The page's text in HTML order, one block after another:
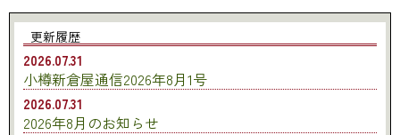
更新履歴
2026.07.31
小樽新倉屋通信2026年8月1号
2026.07.31
2026年8月のお知らせ